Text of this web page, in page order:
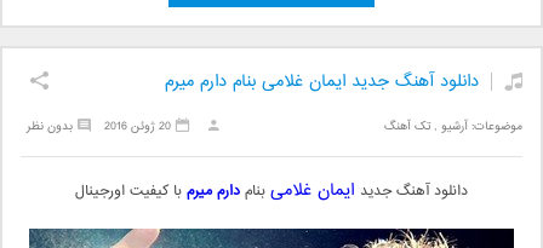
دانلود آهنگ جدید ایمان غلامی بنام دارم میرم
موضوعات:آرشیو ,تک آهنگ بدون نظر 20 ژوئن 2016
دانلود آهنگ جدید ایمان غلامیبنامدارم میرمبا کیفیت اورجینال